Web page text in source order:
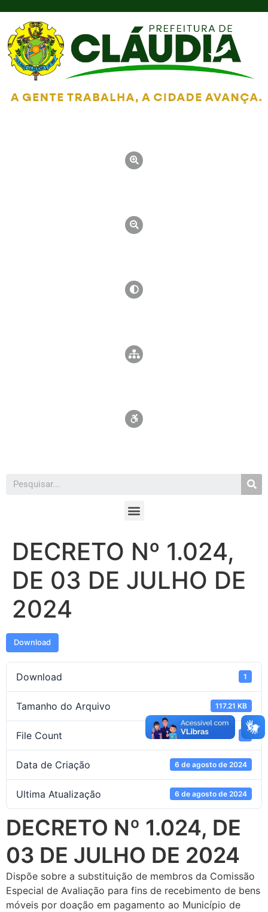
DECRETO Nº 1.024,
DE 03 DE JULHO DE
2024
Download
Download 1
Tamanho do Arquivo 117.21 KB
File Count
Data de Criação 6 de agosto de 2024
Ultima Atualização 6 de agosto de 2024
DECRETO Nº 1.024, DE
03 DE JULHO DE 2024
Dispõe sobre a substituição de membros da Comissão
Especial de Avaliação para fins de recebimento de bens
móveis por doação em pagamento ao Município de